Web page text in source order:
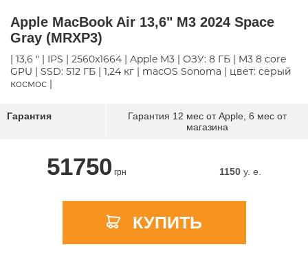
Apple MacBook Air 13,6" M3 2024 Space
Gray (MRXP3)
| 13,6 " | IPS | 2560x1664 | Apple M3 | ОЗУ: 8 ГБ | M3 8 core
GPU | SSD: 512 ГБ | 1,24 кг | macOS Sonoma | цвет: серый
космос |
Гарантия
Гарантия 12 мес от Apple, 6 мес от
магазина
51750 грн 1150 y. e.
КУПИТЬ